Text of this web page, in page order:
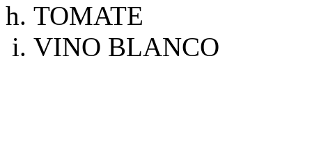
TOMATE
VINO BLANCO